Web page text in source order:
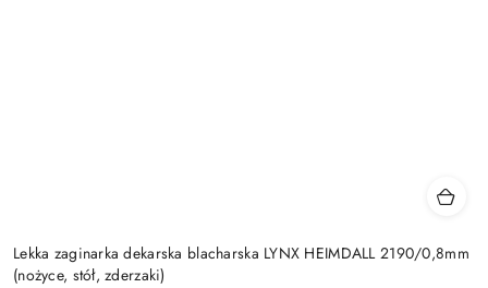
Lekka zaginarka dekarska blacharska LYNX HEIMDALL 2190/0,8mm
(nożyce, stół, zderzaki)